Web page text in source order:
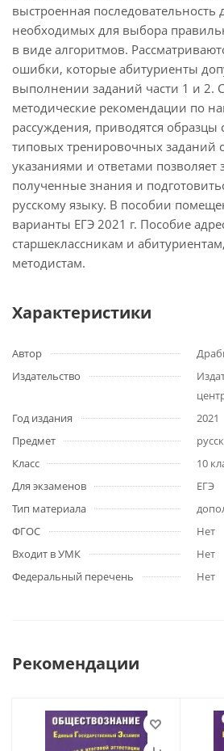
выстроенная последовательность
необходимых для выбора
в виде алгоритмов.
ошибки, которые абитуриенты
выполнении заданий части 1 и 2.
методические рекомендации по
рассуждения, приводятся
типовых тренировочных заданий
указаниями и ответами позволяет
полученные знания и
русскому языку. В пособии
варианты ЕГЭ 2021 г. Пособие
старшеклассникам и
методистам.
Характеристики
Автор
Издательство
Год издания
2021
Предмет
Класс
10
Для экзаменов
ЕГЭ
Тип материала
ФГОС
Нет
Входит в УМК
Нет
Федеральный перечень
Нет
Рекомендации